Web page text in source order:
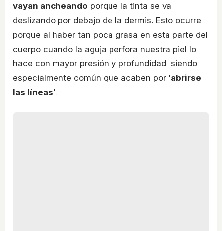
vayan ancheando porque la tinta se va
deslizando por debajo de la dermis. Esto ocurre
porque al haber tan poca grasa en esta parte del
cuerpo cuando la aguja perfora nuestra piel lo
hace con mayor presión y profundidad, siendo
especialmente común que acaben por 'abrirse
las líneas'.